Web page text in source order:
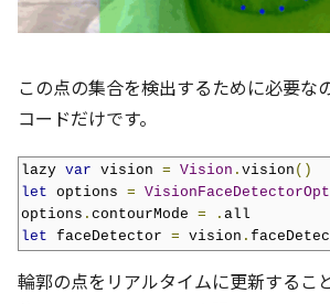
この点の集合を検出するために必要な
コードだけです。
lazy var vision = Vision . vision ()
let options =
options . contourMode = .
let faceDetector = vision .
輪郭の点をリアルタイムに更新するこ